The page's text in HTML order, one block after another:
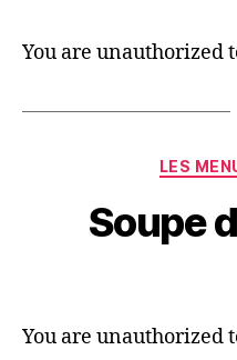
You are unauthorized
LES
Soupe
You are unauthorized